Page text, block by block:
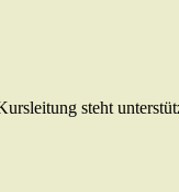
steht